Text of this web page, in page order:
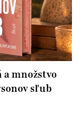
a množstvo
sľub